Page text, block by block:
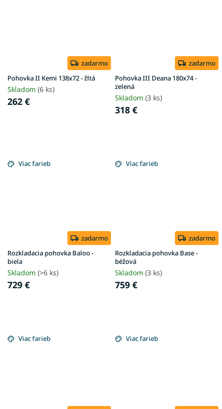
zadarmo
Pohovka II Kemi 138x72 - žltá
Skladom (6 ks)
262 €
zadarmo
Pohovka III Deana 180x74 -
zelená
Skladom (3 ks)
318 €
Viac farieb
zadarmo
Rozkladacia pohovka Baloo -
biela
Skladom (>6 ks)
729 €
Viac farieb
zadarmo
Rozkladacia pohovka Base -
béžová
Skladom (3 ks)
759 €
Viac farieb Viac farieb